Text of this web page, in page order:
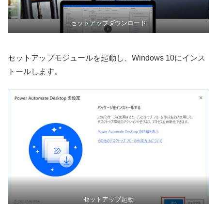
セットアップダウンロード
セットアップモジュールを起動し、Windows 10にインス
トールします。
セットアップ起動